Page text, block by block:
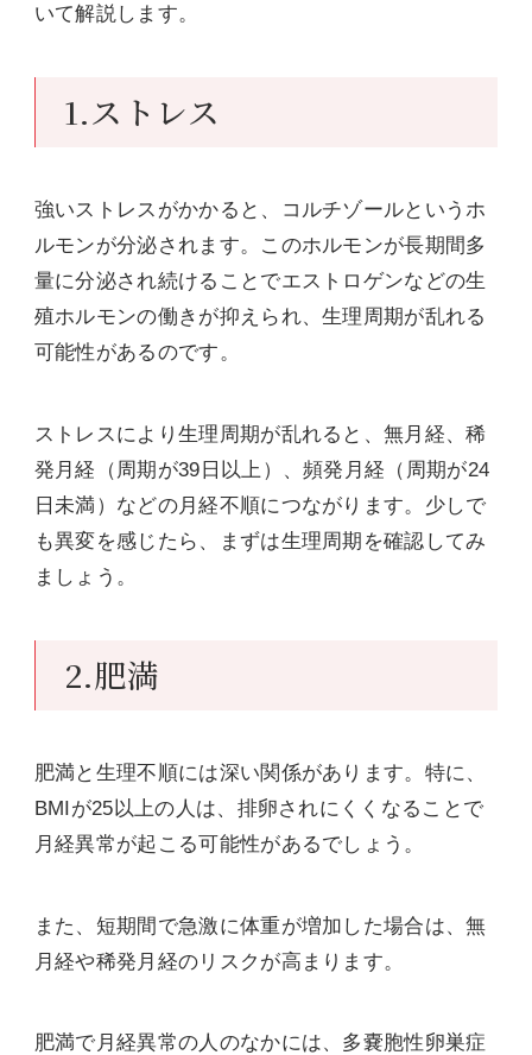
いて解説します。
1.ストレス
強いストレスがかかると、コルチゾールというホ
ルモンが分泌されます。このホルモンが長期間多
量に分泌され続けることでエストロゲンなどの生
殖ホルモンの働きが抑えられ、生理周期が乱れる
可能性があるのです。
ストレスにより生理周期が乱れると、無月経、稀
発月経（周期が39日以上）、頻発月経（周期が24
日未満）などの月経不順につながります。少しで
も異変を感じたら、まずは生理周期を確認してみ
ましょう。
2.肥満
肥満と生理不順には深い関係があります。特に、
BMIが25以上の人は、排卵されにくくなることで
月経異常が起こる可能性があるでしょう。
また、短期間で急激に体重が増加した場合は、無
月経や稀発月経のリスクが高まります。
肥満で月経異常の人のなかには、多嚢胞性卵巣症